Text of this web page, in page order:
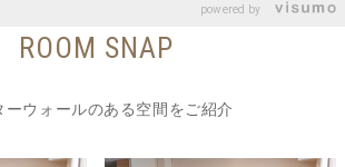
powered by
ROOM SNAP
ーウォールのある空間をご紹介